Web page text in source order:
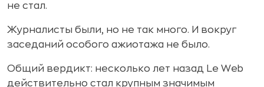
не стал.
Журналисты были, но не так много. И вокруг
заседаний особого ажиотажа не было.
Общий вердикт: несколько лет назад Le Web
действительно стал крупным значимым